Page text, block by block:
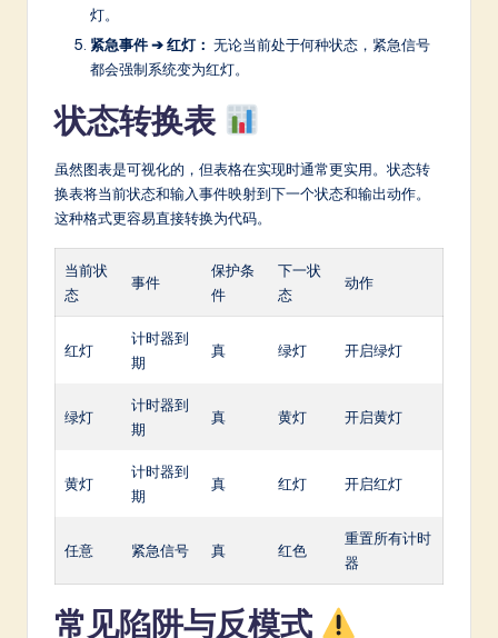
灯。
紧急事件 ➔ 红灯： 无论当前处于何种状态，紧急信号
都会强制系统变为红灯。
状态转换表
虽然图表是可视化的，但表格在实现时通常更实用。状态转
换表将当前状态和输入事件映射到下一个状态和输出动作。
这种格式更容易直接转换为代码。
当前状
态
事件
保护条
件
下一状
态
动作
红灯
计时器到
期
真 绿灯 开启绿灯
绿灯
计时器到
期
真 黄灯 开启黄灯
黄灯
计时器到
期
真 红灯 开启红灯
任意 紧急信号 真 红色
重置所有计时
器
常见陷阱与反模式